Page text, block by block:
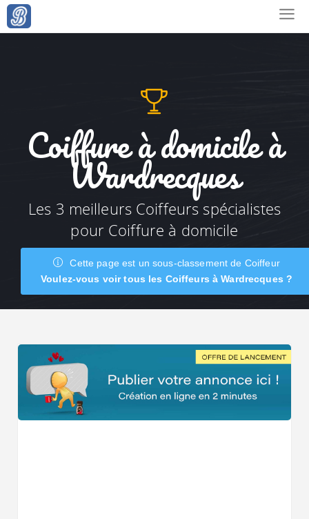
Coiffure à domicile à
Wardrecques
Les 3 meilleurs Coiffeurs spécialistes
pour Coiffure à domicile
Cette page est un sous-classement de Coiffeur
Voulez-vous voir tous les Coiffeurs à Wardrecques ?